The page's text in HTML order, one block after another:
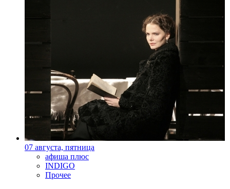
07 августа, пятница
афиша плюс
INDIGO
Прочее